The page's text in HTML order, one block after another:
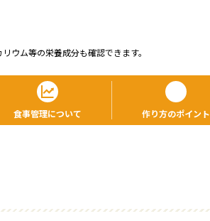
ウム等の栄養成分も確認できます。
食事管理について 作り方のポイント